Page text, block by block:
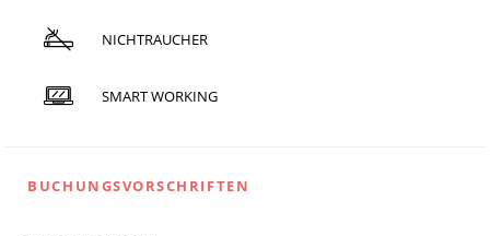
NICHTRAUCHER
SMART WORKING
BUCHUNGSVORSCHRIFTEN